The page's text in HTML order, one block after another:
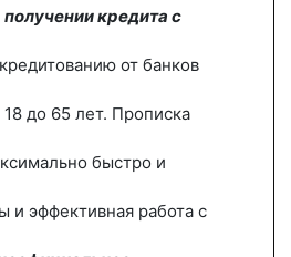
кредита с
от банков
до 65 лет. Прописка
быстро и
эффективная работа с